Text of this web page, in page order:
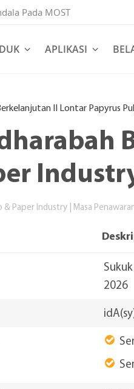
APLIKASI
Pada MOST
II Lontar Papyrus
& Paper Industry | Masa
2026